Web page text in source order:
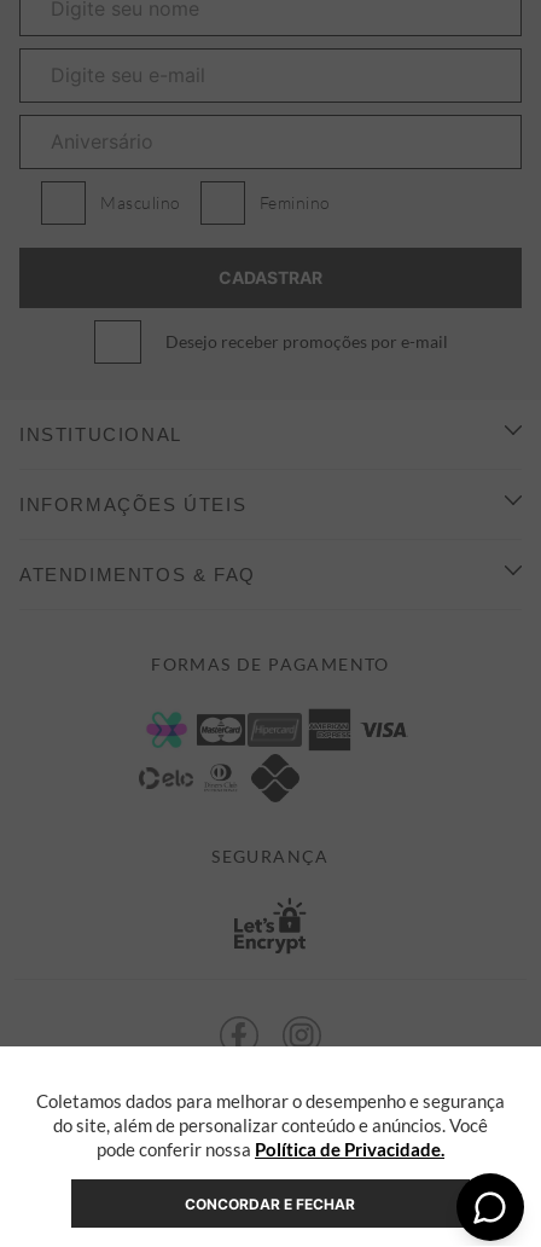
Coletamos dados para melhorar o desempenho e segurança
do site, além de personalizar conteúdo e anúncios. Você
pode conferir nossa Política de Privacidade.
CONCORDAR E FECHAR
Masculino Feminino
Desejo receber promoções por e-mail
INSTITUCIONAL
CONHEÇA A ALEATORY
INFORMAÇÕES ÚTEIS
FORMAS DE PAGAMENTO
POLÍTICA DE PRIVACIDADE
ATENDIMENTOS & FAQ
ATENDIMENTO@ALEATORYSTORE.COM.BR
FORMAS DE PAGAMENTO
SEGURANÇA
ALEATORY @ 2013 TODOS OS DIREITOS RESERVADOS. Radasha Comércio
Eletrônico e Serviços Ltda, com sede na Rua F, nº 329, LT12 QDXI
Serra, Espírito Santo - ES, inscrita no CNPJ sob o nº 55.871.646/0001-36